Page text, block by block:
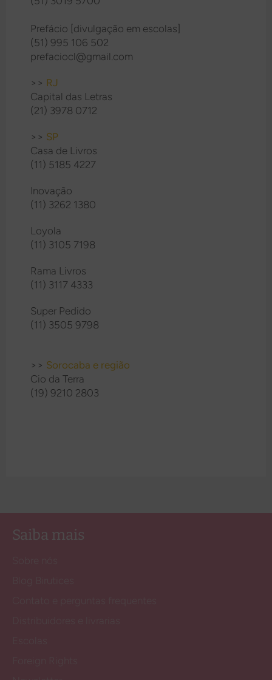
Prefácio [divulgação em escolas]
(51) 995 106 502
prefaciocl@gmail.com
>> RJ
Capital das Letras
(21) 3978 0712
>> SP
Casa de Livros
(11) 5185 4227
Inovação
(11) 3262 1380
Loyola
(11) 3105 7198
Rama Livros
(11) 3117 4333
Super Pedido
(11) 3505 9798
>> Sorocaba e região
Cio da Terra
(19) 9210 2803
Saiba mais